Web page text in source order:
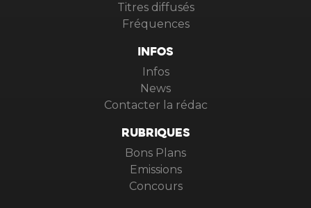
Titres diffusés
Fréquences
INFOS
Infos
News
Contacter la rédac
RUBRIQUES
Bons Plans
Emissions
Concours